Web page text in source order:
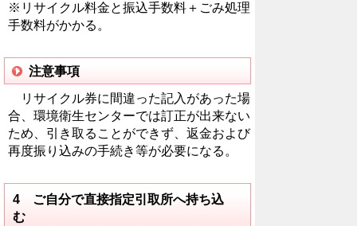
※リサイクル料金と振込手数料＋ごみ処理
手数料がかかる。
注意事項
リサイクル券に間違った記入があった場
合、環境衛生センターでは訂正が出来ない
ため、引き取ることができず、返金および
再度振り込みの手続き等が必要になる。
4 ご自分で直接指定引取所へ持ち込
む